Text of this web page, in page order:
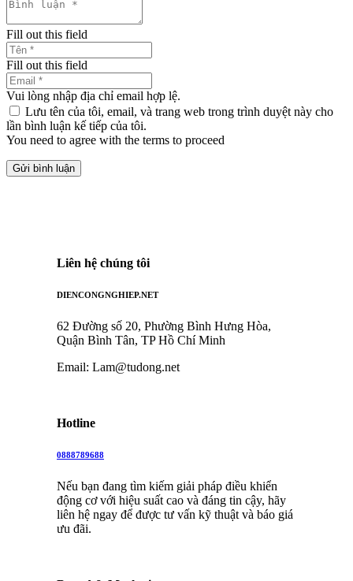
Fill out this field
Fill out this field
Vui lòng nhập địa chỉ email hợp lệ.
Lưu tên của tôi, email, và trang web trong trình duyệt này cho
lần bình luận kế tiếp của tôi.
You need to agree with the terms to proceed
Gửi bình luận
Liên hệ chúng tôi
DIENCONGNGHIEP.NET
62 Đường số 20, Phường Bình Hưng Hòa,
Quận Bình Tân, TP Hồ Chí Minh
Email: Lam@tudong.net
Hotline
0888789688
Nếu bạn đang tìm kiếm giải pháp điều khiển
động cơ với hiệu suất cao và đáng tin cậy, hãy
liên hệ ngay để được tư vấn kỹ thuật và báo giá
ưu đãi.